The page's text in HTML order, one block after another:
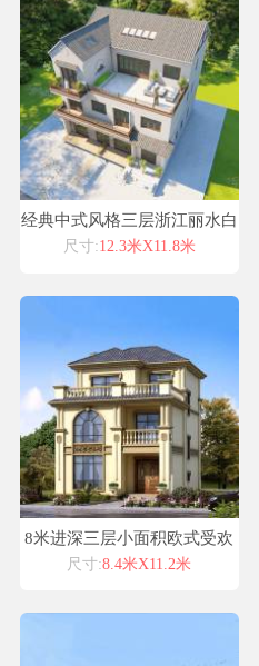
经典中式风格三层浙江丽水白
墙黑瓦自建房屋设计图纸喜天
尺寸:12.3米X11.8米
8米进深三层小面积欧式受欢
迎别墅图纸设计
尺寸:8.4米X11.2米